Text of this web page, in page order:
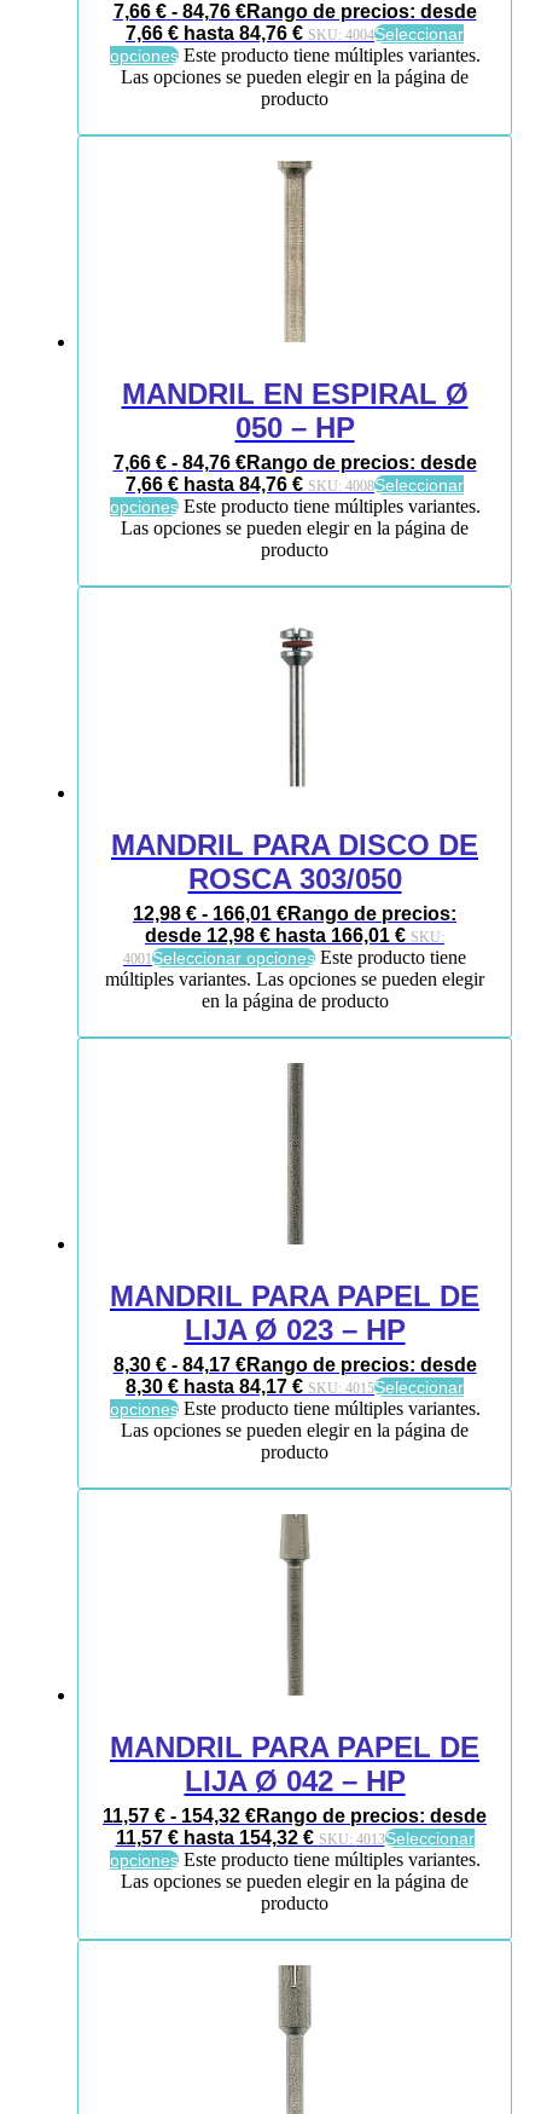
7,66 € - 84,76 €Rango de precios: desde
7,66 € hasta 84,76 € SKU: 4004Seleccionar
opciones Este producto tiene múltiples variantes.
Las opciones se pueden elegir en la página de
producto
MANDRIL EN ESPIRAL Ø
050 – HP
7,66 € - 84,76 €Rango de precios: desde
7,66 € hasta 84,76 € SKU: 4008Seleccionar
opciones Este producto tiene múltiples variantes.
Las opciones se pueden elegir en la página de
producto
MANDRIL PARA DISCO DE
ROSCA 303/050
12,98 € - 166,01 €Rango de precios:
desde 12,98 € hasta 166,01 € SKU:
4001Seleccionar opciones Este producto tiene
múltiples variantes. Las opciones se pueden elegir
en la página de producto
MANDRIL PARA PAPEL DE
LIJA Ø 023 – HP
8,30 € - 84,17 €Rango de precios: desde
8,30 € hasta 84,17 € SKU: 4015Seleccionar
opciones Este producto tiene múltiples variantes.
Las opciones se pueden elegir en la página de
producto
MANDRIL PARA PAPEL DE
LIJA Ø 042 – HP
11,57 € - 154,32 €Rango de precios: desde
11,57 € hasta 154,32 € SKU: 4013Seleccionar
opciones Este producto tiene múltiples variantes.
Las opciones se pueden elegir en la página de
producto